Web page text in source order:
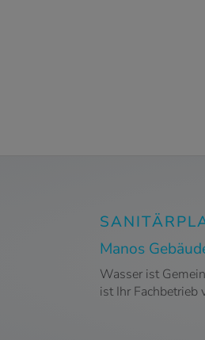
Manos
Wasser ist
ist Ihr